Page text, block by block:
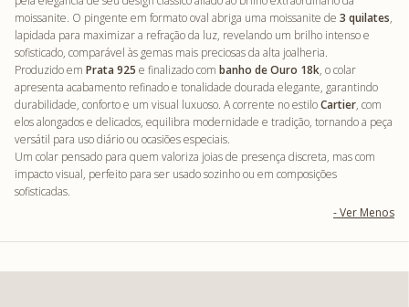
moissanite. O pingente em formato oval abriga uma moissanite de 3 quilates,
lapidada para maximizar a refração da luz, revelando um brilho intenso e
sofisticado, comparável às gemas mais preciosas da alta joalheria.
Produzido em Prata 925 e finalizado com banho de Ouro 18k, o colar
apresenta acabamento refinado e tonalidade dourada elegante, garantindo
durabilidade, conforto e um visual luxuoso. A corrente no estiloCartier, com
elos alongados e delicados, equilibra modernidade e tradição, tornando a peça
versátil para uso diário ou ocasiões especiais.
Um colar pensado para quem valoriza joias de presença discreta, mas com
impacto visual, perfeito para ser usado sozinho ou em composições
sofisticadas.